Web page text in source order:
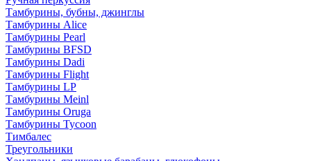
Тамбурины, бубны, джинглы
Тамбурины Alice
Тамбурины Pearl
Тамбурины BFSD
Тамбурины Dadi
Тамбурины Flight
Тамбурины LP
Тамбурины Meinl
Тамбурины Oruga
Тамбурины Tycoon
Тимбалес
Треугольники